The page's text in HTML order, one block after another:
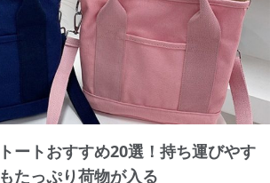
ートおすすめ20選！持ち運びやす
たっぷり荷物が入る